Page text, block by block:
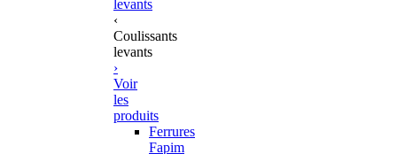
levants
‹
Coulissants
levants
›
Voir
les
produits
Ferrures
Fapim